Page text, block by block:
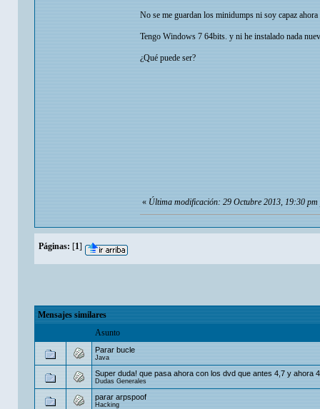
No se me guardan los minidumps ni soy capaz
Tengo Windows 7 64bits. y ni he instalado nada
¿Qué puede ser?
«Última modificación: 29 Octubre 2013, 19:30 pm
Páginas: [1]
Mensajes similares
Asunto
Parar bucle
Java
Super duda! que pasa ahora con los dvd que antes 4,7 y ahora
Dudas Generales
parar arpspoof
Hacking